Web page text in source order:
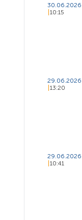
30.06.2026
10:15
29.06.2026
13:20
29.06.2026
10:41